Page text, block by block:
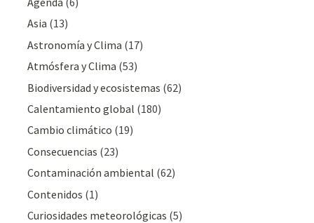
Asia (13)
Astronomía y Clima (17)
Atmósfera y Clima (53)
Biodiversidad y ecosistemas (62)
Calentamiento global (180)
Cambio climático (19)
Consecuencias (23)
Contaminación ambiental (62)
Contenidos (1)
Curiosidades meteorológicas (5)